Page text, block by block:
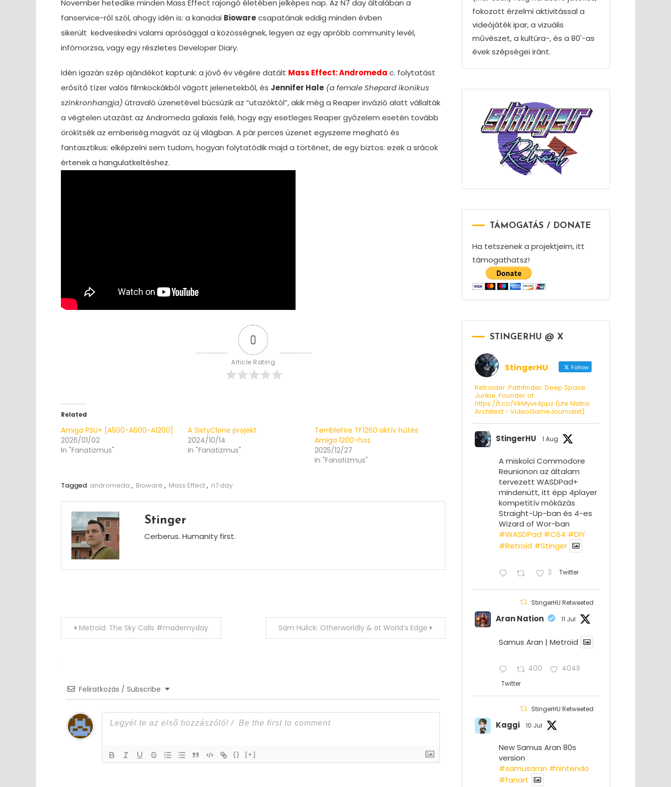
November hetedike minden Mass Effect rajongó életében jelképes nap. Az N7 day általában a
fanservice-ről szól, ahogy idén is: a kanadai Biowarecsapatának eddig minden évben
sikerült kedveskedni valami aprósággal a közösségnek, legyen az egy apróbb community levél,
infómorzsa, vagy egy részletes Developer Diary.
Idén igazán szép ajándékot kaptunk: a jövő év végére datált Mass Effect: Andromeda c. folytatást
erősítő tízer valós filmkockákból vágott jelenetekből, és Jennifer Hale (a female Shepard ikonikus
szinkronhangja) útravaló üzenetével búcsúzik az “utazóktól”, akik még a Reaper invázió alatt vállalták
a végtelen utazást az Andromeda galaxis felé, hogy egy esetleges Reaper győzelem esetén tovább
örökítsék az emberiség magvát az új világban. A pár perces üzenet egyszerre megható és
fantasztikus: elképzelni sem tudom, hogyan folytatódik majd a történet, de egy biztos: ezek a srácok
értenek a hangulatkeltéshez.
0
Article Rating
Related
Amiga PSU+ [A500-A600-A1200]
2026/01/02
In "Fanatizmus"
A SixtyClone projekt
2024/10/14
In "Fanatizmus"
TerribleFire TF1260 aktív hűtés
Amiga 1200-hoz
2025/12/27
In "Fanatizmus"
Tagged andromeda , Bioware , Mass Effect, n7 day
Stinger
Cerberus. Humanity first.
PostMetroid: The Sky Calls #mademyday Sam Hulick: Otherworldly & at World’s Edge
Feliratkozás / Subscribe
{} [+]
fokozott érzelmi aktivitással a
videójáték ipar, a vizuális
művészet, a kultúra-, és a 80'-as
évek szépségei iránt.
TÁMOGATÁS / DONATE
Ha tetszenek a projektjeim, itt
támogathatsz!
STINGERHU @ X
StingerHU Follow
Retroider. Pathfinder. Deep Space
Junkie. Founder of
https://t.co/VkMyvx4ppz (Life Matrix:
Architect - VideoGameJournalist)
StingerHU 1 Aug
A miskolci Commodore
Reunionon az általam
tervezett WASDPad+
mindenütt, itt épp 4player
kompetitív mókázás
Straight-Up-ban és 4-es
Wizard of Wor-ban
#WASDPad #C64 #DIY
#Retroid #Stinger
3 Twitter
StingerHU Retweeted
Aran Nation 11 Jul
Samus Aran | Metroid
400 4049
Twitter
StingerHU Retweeted
Kaggi 10 Jul
New Samus Aran 80s
version
#samusaran #nintendo
#fanartㅤㅤㅤㅤ